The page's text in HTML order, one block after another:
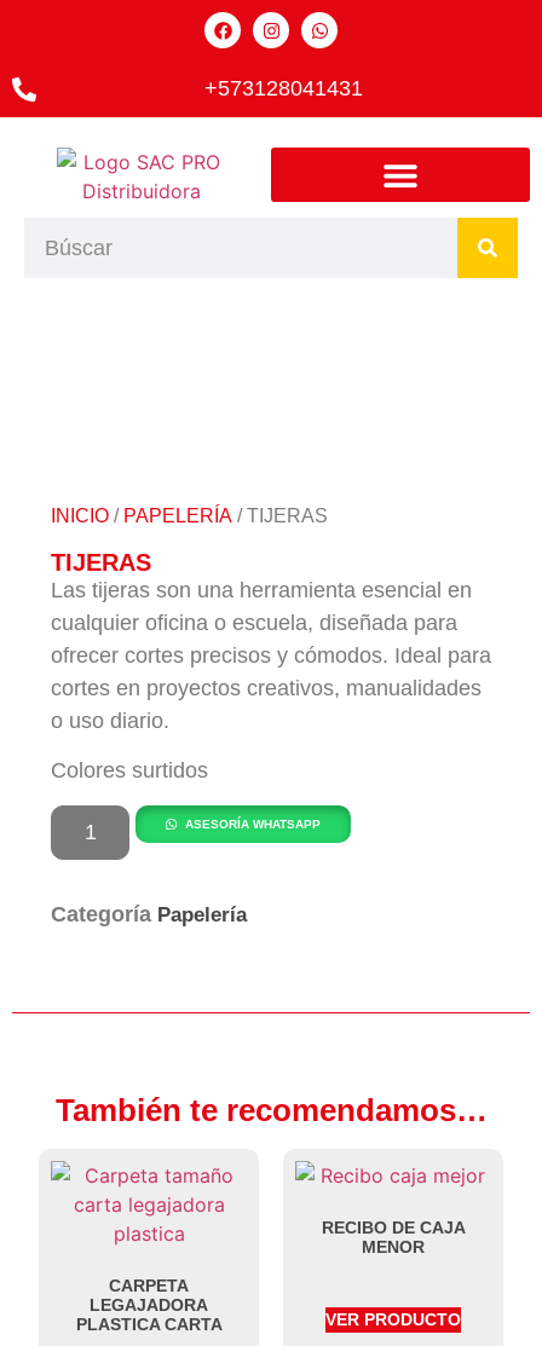
+573128041431
INICIO / PAPELERÍA / TIJERAS
TIJERAS
Las tijeras son una herramienta esencial en
cualquier oficina o escuela, diseñada para
ofrecer cortes precisos y cómodos. Ideal para
cortes en proyectos creativos, manualidades
o uso diario.
Colores surtidos
ASESORÍA WHATSAPP
Categoría Papelería
También te recomendamos…
CARPETA
LEGAJADORA
PLASTICA CARTA
RECIBO DE CAJA
MENOR
VER PRODUCTO